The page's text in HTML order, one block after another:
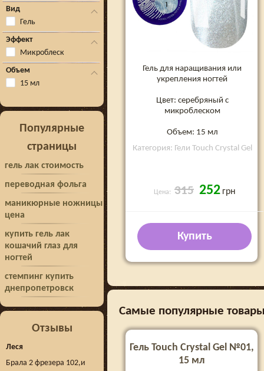
Вид
Гель
Эффект
Микроблеск
Объем
15 мл
Популярные
страницы
гель лак стоимость
переводная фольга
маникюрные ножницы
цена
купить гель лак
кошачий глаз для
ногтей
стемпинг купить
днепропетровск
Отзывы
Леся
Брала 2 фрезера 102,и
Гель для наращивания или
укрепления ногтей
Цвет: серебряный с
микроблеском
Объем: 15 мл
Категория: Гели Touch Crystal Gel
Цена: 315 252 грн
Купить
Самые популярные товары
Гель Touch Crystal Gel №01,
15 мл